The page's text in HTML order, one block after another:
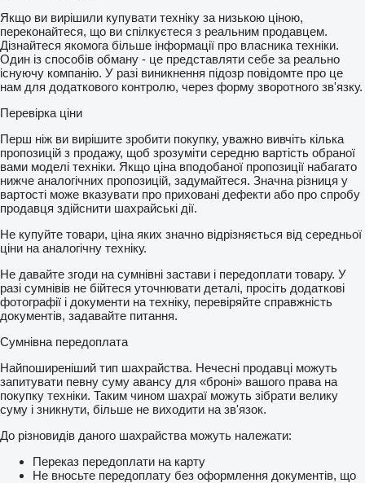
Якщо ви вирішили купувати техніку за низькою ціною,
переконайтеся, що ви спілкуєтеся з реальним продавцем.
Дізнайтеся якомога більше інформації про власника техніки.
Один із способів обману - це представляти себе за реально
існуючу компанію. У разі виникнення підозр повідомте про це
нам для додаткового контролю, через форму зворотного зв'язку.
Перевірка ціни
Перш ніж ви вирішите зробити покупку, уважно вивчіть кілька
пропозицій з продажу, щоб зрозуміти середню вартість обраної
вами моделі техніки. Якщо ціна вподобаної пропозиції набагато
нижче аналогічних пропозицій, задумайтеся. Значна різниця у
вартості може вказувати про приховані дефекти або про спробу
продавця здійснити шахрайські дії.
Не купуйте товари, ціна яких значно відрізняється від середньої
ціни на аналогічну техніку.
Не давайте згоди на сумнівні застави і передоплати товару. У
разі сумнівів не бійтеся уточнювати деталі, просіть додаткові
фотографії і документи на техніку, перевіряйте справжність
документів, задавайте питання.
Сумнівна передоплата
Найпоширеніший тип шахрайства. Нечесні продавці можуть
запитувати певну суму авансу для «броні» вашого права на
покупку техніки. Таким чином шахраї можуть зібрати велику
суму і зникнути, більше не виходити на зв'язок.
До різновидів даного шахрайства можуть належати:
Переказ передоплати на карту
Не вносьте передоплату без оформлення документів, що